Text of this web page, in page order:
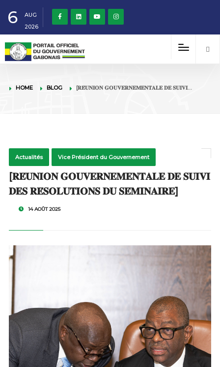
6
AUG
2026
HOME BLOG [𝐑𝐄́𝐔𝐍𝐈𝐎𝐍 𝐆𝐎𝐔𝐕𝐄𝐑𝐍𝐄𝐌𝐄𝐍𝐓𝐀𝐋𝐄 𝐃𝐄 𝐒𝐔𝐈𝐕𝐈…
Actualités Vice Président du Gouvernement
[𝐑𝐄́𝐔𝐍𝐈𝐎𝐍 𝐆𝐎𝐔𝐕𝐄𝐑𝐍𝐄𝐌𝐄𝐍𝐓𝐀𝐋𝐄 𝐃𝐄 𝐒𝐔𝐈𝐕𝐈
𝐃𝐄𝐒 𝐑𝐄́𝐒𝐎𝐋𝐔𝐓𝐈𝐎𝐍𝐒 𝐃𝐔 𝐒𝐄́𝐌𝐈𝐍𝐀𝐈𝐑𝐄]
14 AOÛT 2025